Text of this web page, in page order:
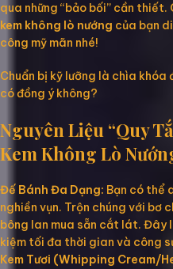
qua những “bảo bối” cần thiết.
kem không lò nướng của bạn
công mỹ mãn nhé!
Chuẩn bị kỹ lưỡng là chìa khóa
có đồng ý không?
Nguyên Liệu “Quy
Kem Không Lò
Đế Bánh Đa Dạng: Bạn có thể
nghiền vụn. Trộn chúng với bơ
bông lan mua sẵn cắt lát. Đây
kiệm tối đa thời gian và công
Kem Tươi (Whipping Cream/